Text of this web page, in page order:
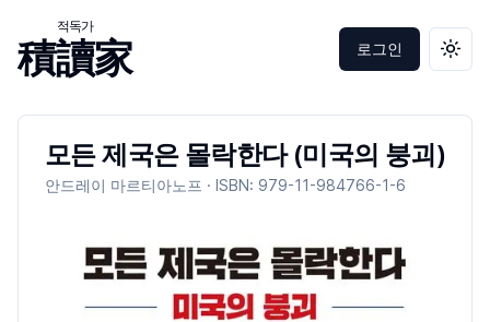
積讀家
적독가
로그인 테마
모든 제국은 몰락한다 (미국의 붕괴)
안드레이 마르티아노프 · ISBN: 979-11-984766-1-6